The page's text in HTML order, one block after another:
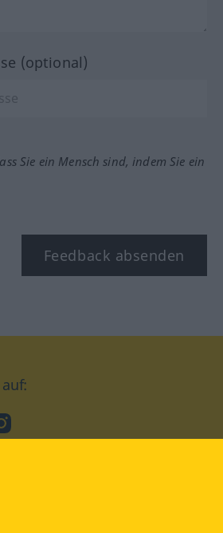
(optional)
Sie ein Mensch sind, indem Sie ein
Feedback absenden
Instagram